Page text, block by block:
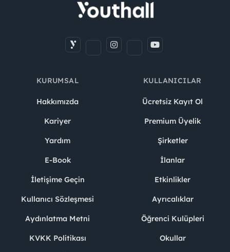
KURUMSAL
Hakkımızda
Kariyer
Yardım
E-Book
İletişime Geçin
Kullanıcı Sözleşmesi
Aydınlatma Metni
KVKK Politikası
KULLANICILAR
Ücretsiz Kayıt Ol
Premium Üyelik
Şirketler
İlanlar
Etkinlikler
Ayrıcalıklar
Öğrenci Kulüpleri
Okullar